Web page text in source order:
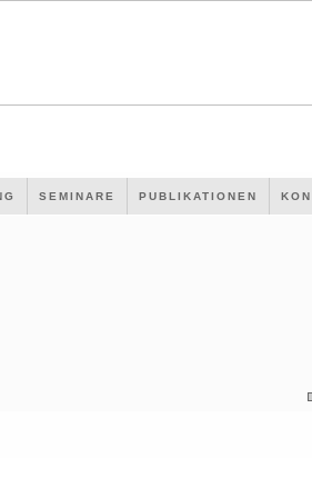
SEMINARE PUBLIKATIONEN